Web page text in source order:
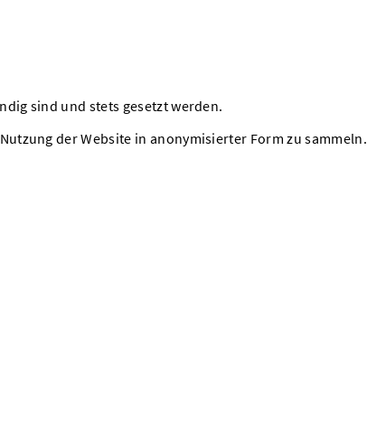
sind und stets gesetzt werden.
der Website in anonymisierter Form zu sammeln.